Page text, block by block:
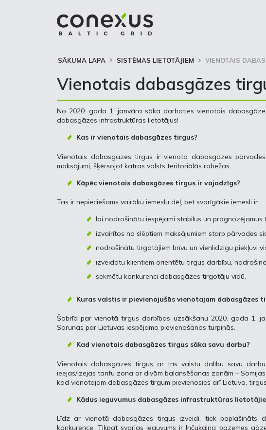
SĀKUMA LAPA SISTĒMAS LIETOTĀJIEM VIENOTAIS
Vienotais dabasgāzes
No 2020. gada 1. janvāra sāka darboties vienotais
dabasgāzes infrastruktūras lietotājus!
Kas ir vienotais dabasgāzes tirgus?
Vienotais dabasgāzes tirgus ir vienota dabasgāzes
maksājumi, šķērsojot katras valsts teritoriālās robežas.
Kāpēc vienotais dabasgāzes tirgus ir vajadzīgs?
Tas ir nepieciešams vairāku iemeslu dēļ, bet svarīgākie iemesli ir:
lai nodrošinātu iespējami stabilus un prognozējamus
izvairītos no slēptiem maksājumiem starp pārvades
nodrošinātu tirgotājiem brīvu un vienlīdzīgu piekļuvi
izveidotu klientiem orientētu tirgus darbību,
sekmētu konkurenci dabasgāzes tirgotāju vidū.
Kuras valstis ir pievienojušās vienotajam dabasgāzes
Šobrīd par vienotā tirgus darbības uzsākšanu 2020. gada 1.
Sarunas par Lietuvas iespējamo pievienošanos turpinās.
Kad vienotais dabasgāzes tirgus sāka savu darbu?
Vienotais dabasgāzes tirgus ar trīs valstu dalību savu
ieejas/izejas tarifu zona ar divām balansēšanas zonām –
kad vienotajam dabasgāzes tirgum pievienosies arī Lietuva,
Kādus ieguvumus dabasgāzes infrastruktūras
Līdz ar vienotā dabasgāzes tirgus izveidi, tiek paplašināts
konkurence. Tikpat svarīgs ieguvums ir Inčukalna pazemes